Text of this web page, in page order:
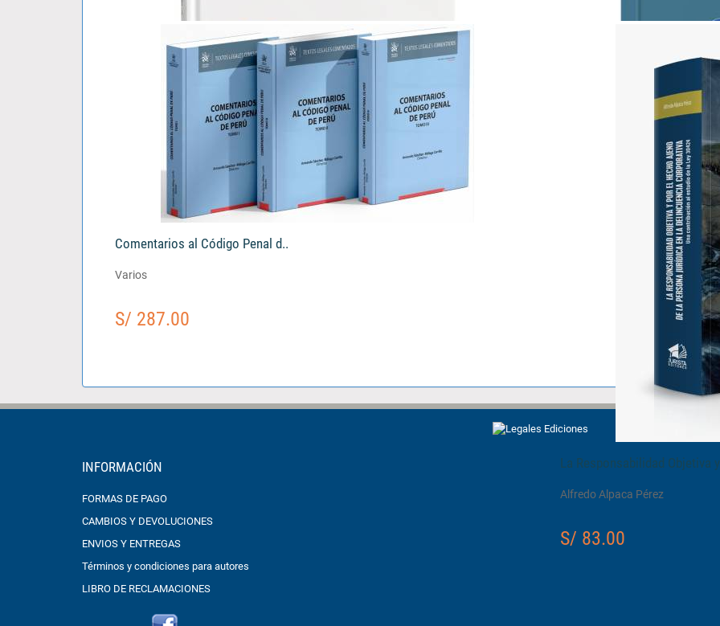
El Tercero Civil Responsable..
Vladimir Katherniak Padilla Alegre
S/ 103.00
ABC del Derecho Notarial..
Comentarios al Código Penal d..
Varios
S/ 287.00
La Responsabilidad Objetiva
Alfredo Alpaca Pérez
S/ 83.00
INFORMACIÓN
FORMAS DE PAGO
CAMBIOS Y DEVOLUCIONES
ENVIOS Y ENTREGAS
Términos y condiciones para autores
LIBRO DE RECLAMACIONES